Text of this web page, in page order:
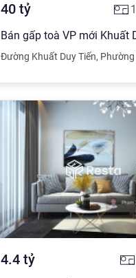
,Hà Nội
40 tỷ
Đường Khuất Duy Tiến, Phường
4.4 tỷ